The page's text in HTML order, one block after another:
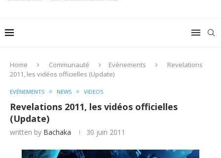
Home Communauté Evénements
Revelations
2011, les vidéos officielles (Update)
EVÉNEMENTS NEWS VIDEOS
Revelations 2011, les vidéos officielles
(Update)
written by Bachaka 30 juin 2011